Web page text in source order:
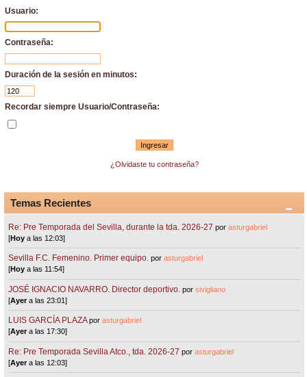
Usuario:
Contraseña:
Duración de la sesión en minutos:
Recordar siempre Usuario/Contraseña:
¿Olvidaste tu contraseña?
Temas Recientes
Re: Pre Temporada del Sevilla, durante la tda. 2026-27 porasturgabriel
[Hoy a las 12:03]
Sevilla F.C. Femenino. Primer equipo. porasturgabriel
[Hoy a las 11:54]
JOSÉ IGNACIO NAVARRO. Director deportivo. porsivigliano
[Ayera las 23:01]
LUIS GARCÍA PLAZA porasturgabriel
[Ayera las 17:30]
Re: Pre Temporada Sevilla Atco., tda. 2026-27 porasturgabriel
[Ayera las 12:03]